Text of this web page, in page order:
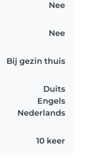
Nee
Nee
Bij gezin thuis
Duits
Engels
Nederlands
10 keer